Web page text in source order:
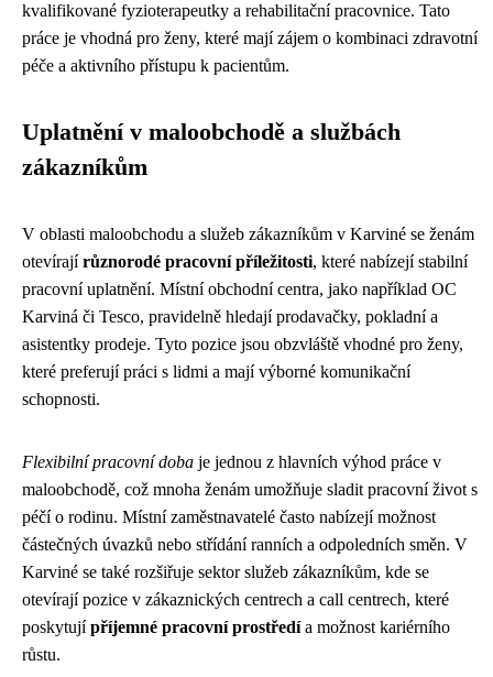
kvalifikované fyzioterapeutky a rehabilitační pracovnice. Tato
práce je vhodná pro ženy, které mají zájem o kombinaci zdravotní
péče a aktivního přístupu k pacientům.
Uplatnění v maloobchodě a službách
zákazníkům
V oblasti maloobchodu a služeb zákazníkům v Karviné se ženám
otevírajírůznorodé pracovní příležitosti, které nabízejí stabilní
pracovní uplatnění. Místní obchodní centra, jako například OC
Karviná či Tesco, pravidelně hledají prodavačky, pokladní a
asistentky prodeje. Tyto pozice jsou obzvláště vhodné pro ženy,
které preferují práci s lidmi a mají výborné komunikační
schopnosti.
Flexibilní pracovní doba je jednou z hlavních výhod práce v
maloobchodě, což mnoha ženám umožňuje sladit pracovní život s
péčí o rodinu. Místní zaměstnavatelé často nabízejí možnost
částečných úvazků nebo střídání ranních a odpoledních směn. V
Karviné se také rozšiřuje sektor služeb zákazníkům, kde se
otevírají pozice v zákaznických centrech a call centrech, které
poskytujípříjemné pracovní prostředía možnost kariérního
růstu.